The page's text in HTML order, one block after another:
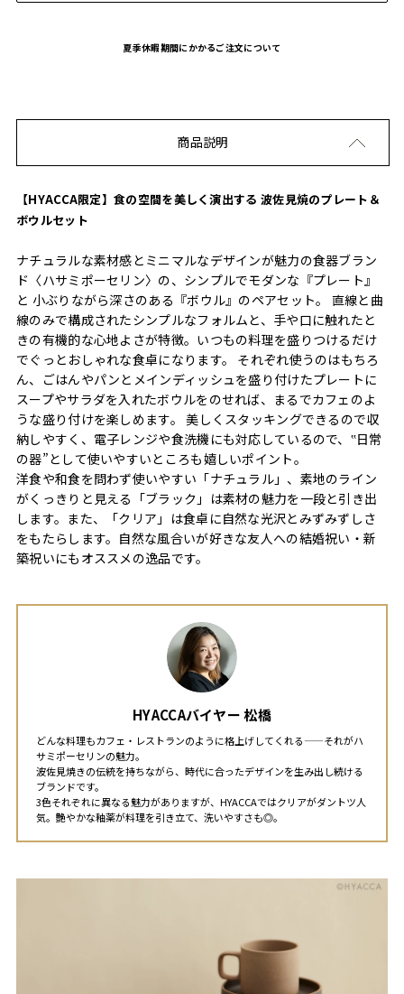
夏季休暇期間にかかるご注文について
商品説明
【HYACCA限定】食の空間を美しく演出する 波佐見焼のプレート＆
ボウルセット
ナチュラルな素材感とミニマルなデザインが魅力の食器ブラン
ド〈ハサミポーセリン〉の、シンプルでモダンな『プレート』
と 小ぶりながら深さのある『ボウル』のペアセット。 直線と曲
線のみで構成されたシンプルなフォルムと、手や口に触れたと
きの有機的な心地よさが特徴。いつもの料理を盛りつけるだけ
でぐっとおしゃれな食卓になります。 それぞれ使うのはもちろ
ん、ごはんやパンとメインディッシュを盛り付けたプレートに
スープやサラダを入れたボウルをのせれば、まるでカフェのよ
うな盛り付けを楽しめます。 美しくスタッキングできるので収
納しやすく、電子レンジや食洗機にも対応しているので、‟日常
の器”として使いやすいところも嬉しいポイント。
洋食や和食を問わず使いやすい「ナチュラル」、素地のライン
がくっきりと見える「ブラック」は素材の魅力を一段と引き出
します。また、「クリア」は食卓に自然な光沢とみずみずしさ
をもたらします。自然な風合いが好きな友人への結婚祝い・新
築祝いにもオススメの逸品です。
HYACCAバイヤー 松橋
どんな料理もカフェ・レストランのように格上げしてくれる——それがハ
サミポーセリンの魅力。
波佐見焼きの伝統を持ちながら、時代に合ったデザインを生み出し続ける
ブランドです。
3色それぞれに異なる魅力がありますが、HYACCAではクリアがダントツ人
気。艶やかな釉薬が料理を引き立て、洗いやすさも◎。